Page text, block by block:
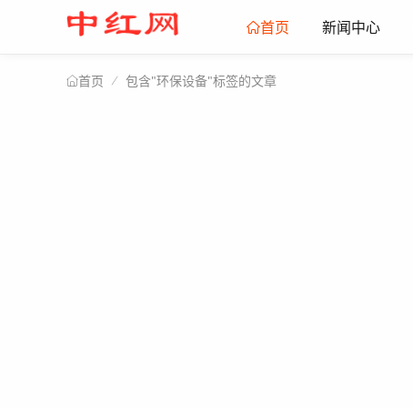
首页 新闻中心
首页 包含"环保设备"标签的文章